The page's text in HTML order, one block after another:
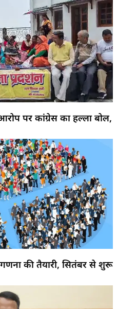
पर कांग्रेस का हल्ला बोल,
की तैयारी, सितंबर से शुरू